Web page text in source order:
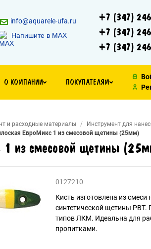
info@aquarele-ufa.ru
Напишите в MAX
+7 (347)
+7 (347)
+7 (347)
О КОМПАНИИ ПОКУПАТЕЛЯМ
и расходные материалы Инструмент для
ЕвроМикс 1 из смесовой щетины (25мм)
1 из смесовой щетины
0127210
Кисть изготовлена из
синтетической щетины РВТ.
типов ЛКМ. Идеальна для
пропитками.